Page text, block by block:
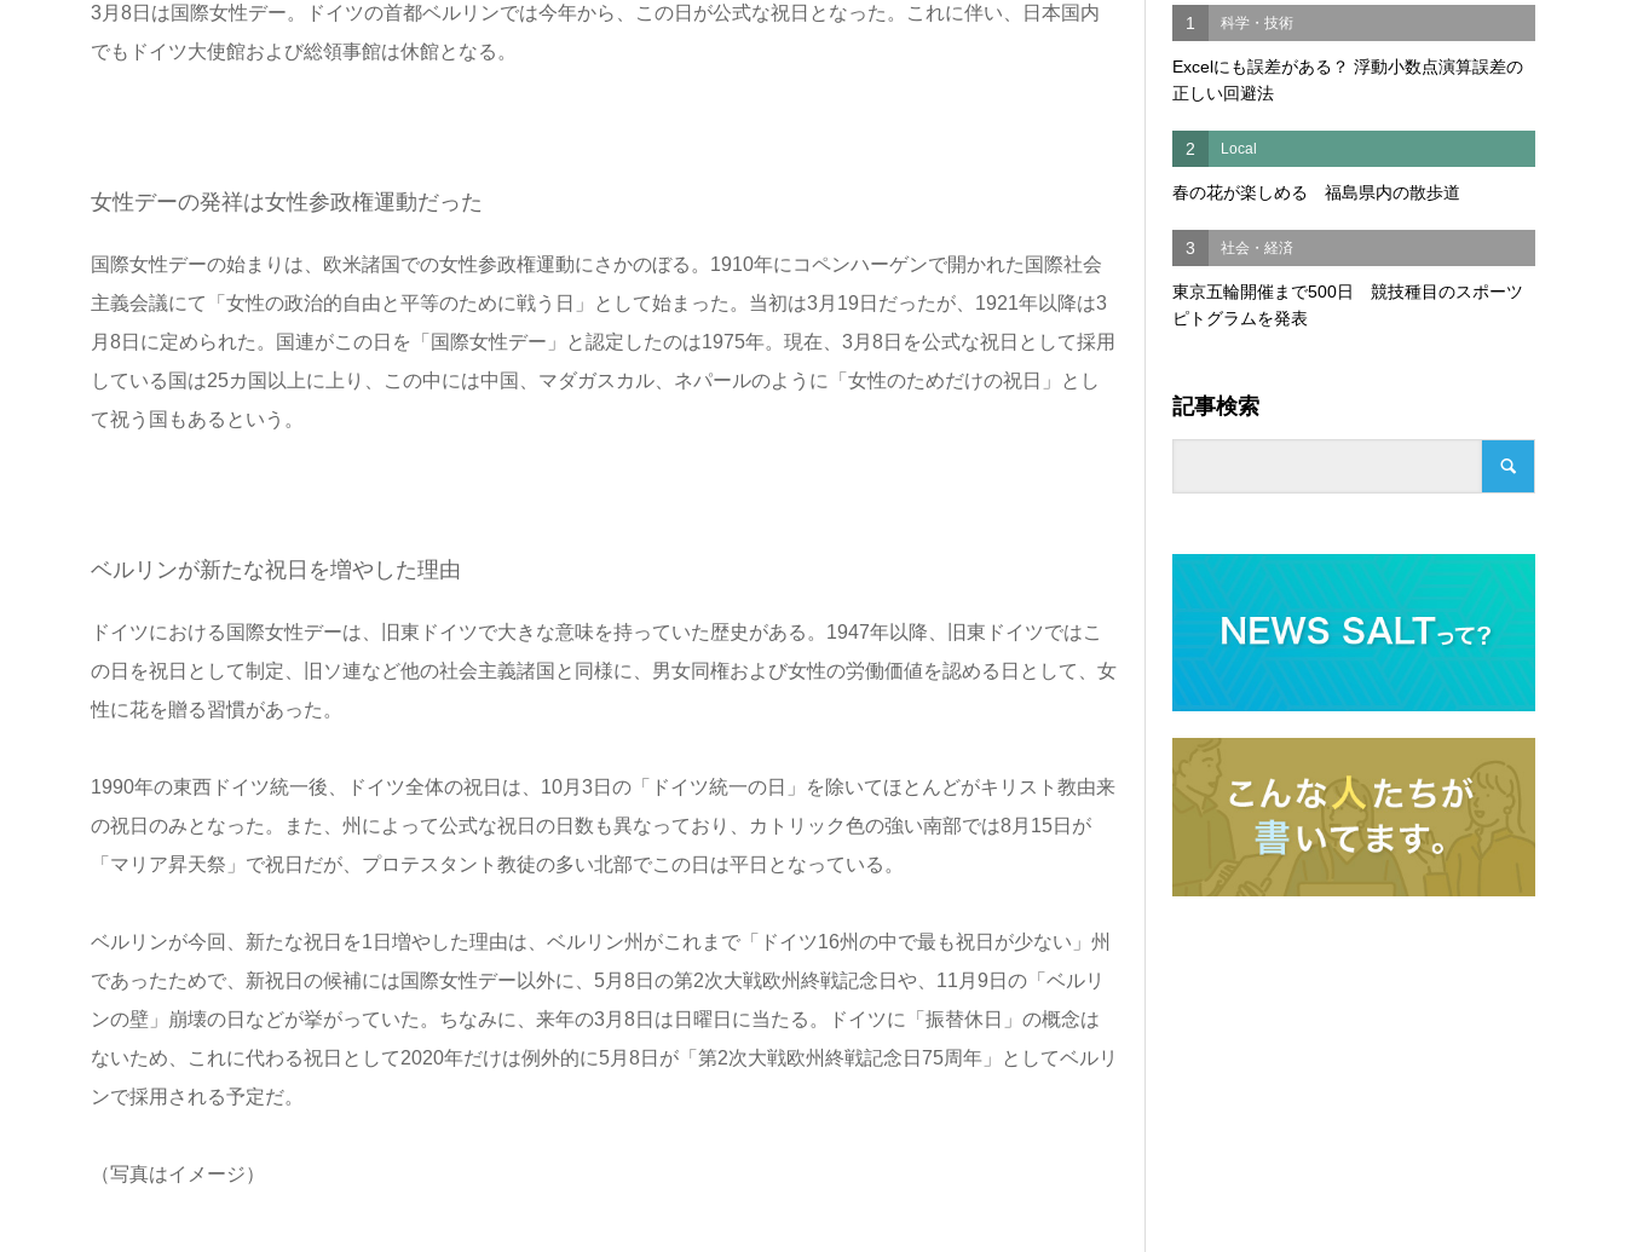
3月8日は国際女性デー。ドイツの首都ベルリンでは今年から、この日が公式な祝日となった。これに伴い、日本国内
でもドイツ大使館および総領事館は休館となる。
女性デーの発祥は女性参政権運動だった
国際女性デーの始まりは、欧米諸国での女性参政権運動にさかのぼる。1910年にコペンハーゲンで開かれた国際社会
主義会議にて「女性の政治的自由と平等のために戦う日」として始まった。当初は3月19日だったが、1921年以降は3
月8日に定められた。国連がこの日を「国際女性デー」と認定したのは1975年。現在、3月8日を公式な祝日として採用
している国は25カ国以上に上り、この中には中国、マダガスカル、ネパールのように「女性のためだけの祝日」とし
て祝う国もあるという。
ベルリンが新たな祝日を増やした理由
ドイツにおける国際女性デーは、旧東ドイツで大きな意味を持っていた歴史がある。1947年以降、旧東ドイツではこ
の日を祝日として制定、旧ソ連など他の社会主義諸国と同様に、男女同権および女性の労働価値を認める日として、女
性に花を贈る習慣があった。
1990年の東西ドイツ統一後、ドイツ全体の祝日は、10月3日の「ドイツ統一の日」を除いてほとんどがキリスト教由来
の祝日のみとなった。また、州によって公式な祝日の日数も異なっており、カトリック色の強い南部では8月15日が
「マリア昇天祭」で祝日だが、プロテスタント教徒の多い北部でこの日は平日となっている。
ベルリンが今回、新たな祝日を1日増やした理由は、ベルリン州がこれまで「ドイツ16州の中で最も祝日が少ない」州
であったためで、新祝日の候補には国際女性デー以外に、5月8日の第2次大戦欧州終戦記念日や、11月9日の「ベルリ
ンの壁」崩壊の日などが挙がっていた。ちなみに、来年の3月8日は日曜日に当たる。ドイツに「振替休日」の概念は
ないため、これに代わる祝日として2020年だけは例外的に5月8日が「第2次大戦欧州終戦記念日75周年」としてベルリ
ンで採用される予定だ。
（写真はイメージ）
1 科学・技術
Excelにも誤差がある？ 浮動小数点演算誤差の
正しい回避法
2 Local
春の花が楽しめる 福島県内の散歩道
3 社会・経済
東京五輪開催まで500日 競技種目のスポーツ
ピトグラムを発表
記事検索